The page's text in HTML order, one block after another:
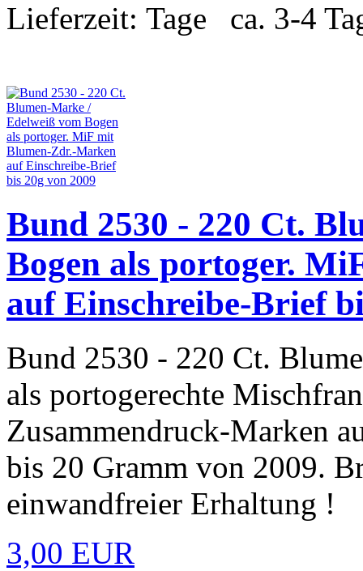
Lieferzeit: ca. 3-4
Bund 2530 - 220 Ct.
Bogen als portoger.
auf Einschreibe-Brief
Bund 2530 - 220 Ct.
als portogerechte
Zusammendruck-Marken
bis 20 Gramm von 2009.
einwandfreier Erhaltung !
3,00 EUR